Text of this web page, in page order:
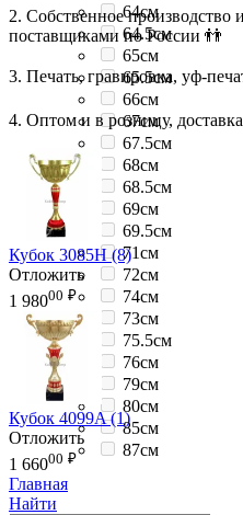
64см
64.5см
65см
65.5см
66см
67см
67.5см
68см
68.5см
69см
69.5см
71см
72см
74см
73см
75.5см
76см
79см
80см
85см
87см
2. Собственное производство
поставщиками по России 👬
3. Печать, гравировка, уф-
4. Оптом и в розницу,
Кубок 3085H (8)
Отложить
1 98000 ₽
Кубок 4099A (1)
Отложить
1 66000 ₽
Главная
Найти